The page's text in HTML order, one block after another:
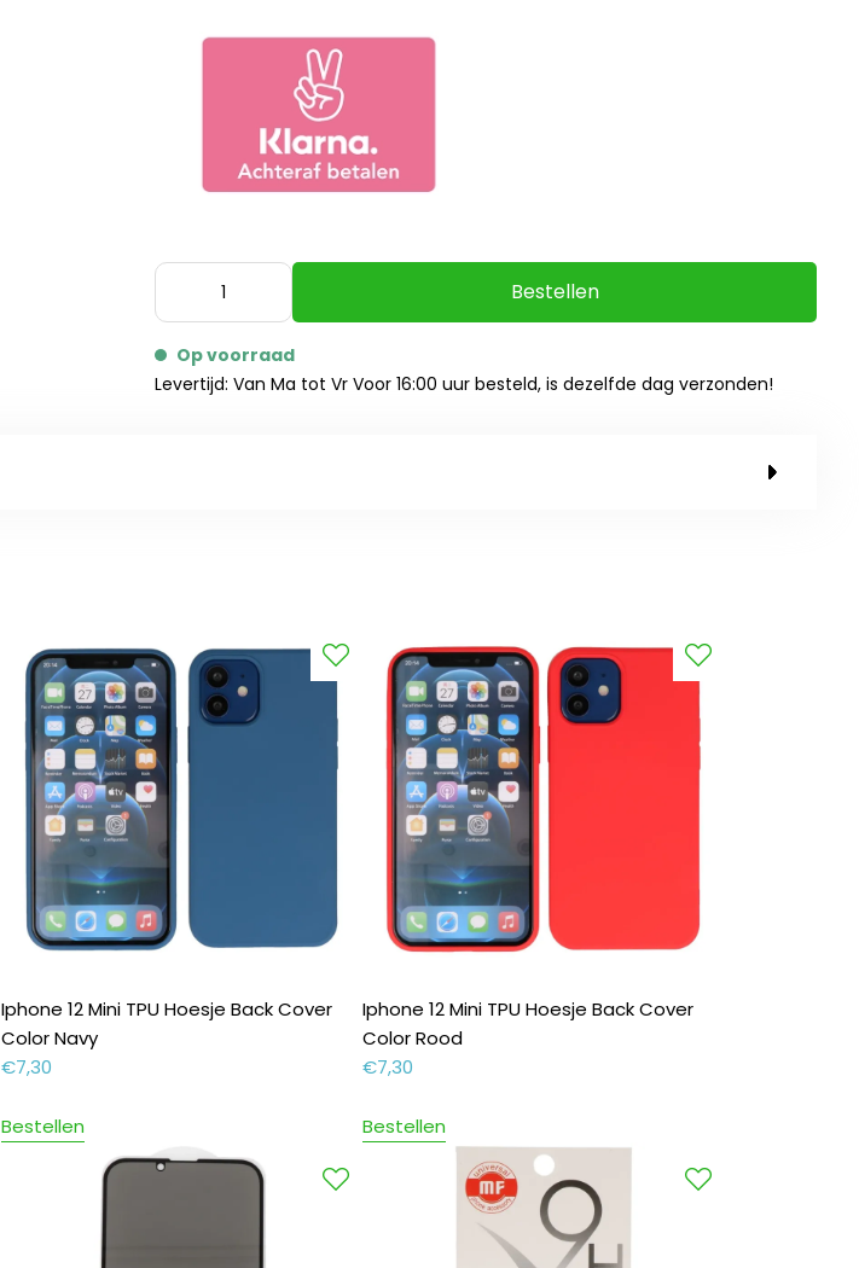
Bestellen
Op voorraad
Levertijd: Van Ma tot Vr Voor 16:00 uur besteld, is dezelfde dag verzonden!
Iphone 12 Mini TPU Hoesje Back Cover
Color Navy
€7,30
Bestellen
Iphone 12 Mini TPU Hoesje Back Cover
Color Rood
€7,30
Bestellen